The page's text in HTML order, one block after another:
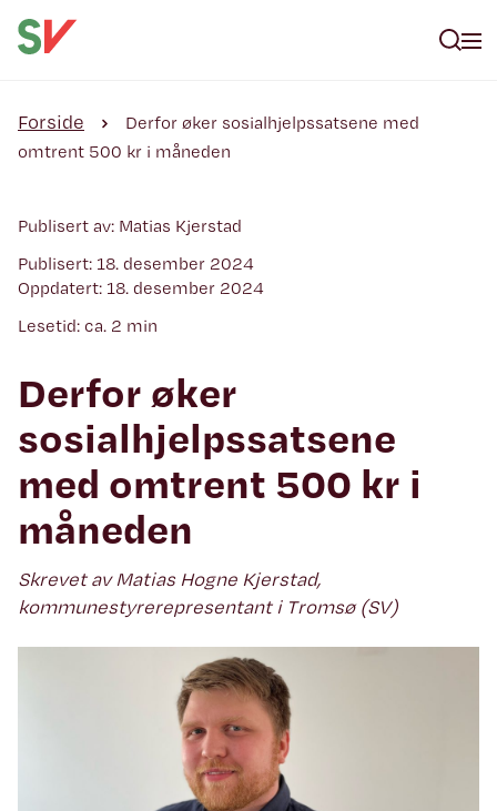
Forside
Derfor øker sosialhjelpssatsene med
omtrent 500 kr i måneden
Publisert av: Matias Kjerstad
Publisert: 18. desember 2024
Oppdatert: 18. desember 2024
Lesetid: ca. 2 min
Derfor øker
sosialhjelpssatsene
med omtrent 500 kr i
måneden
Skrevet av Matias Hogne Kjerstad,
kommunestyrerepresentant i Tromsø (SV)